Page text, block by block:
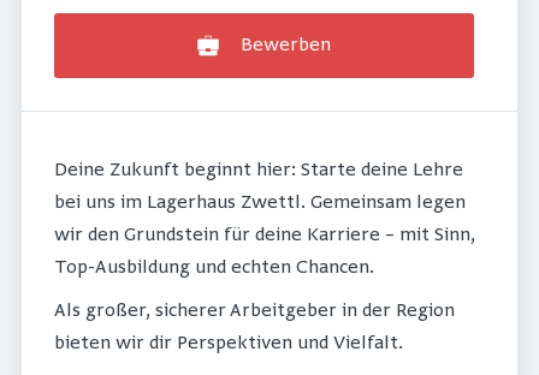
Bewerben
Deine Zukunft beginnt hier: Starte deine Lehre
bei uns im Lagerhaus Zwettl. Gemeinsam legen
wir den Grundstein für deine Karriere – mit Sinn,
Top-Ausbildung und echten Chancen.
Als großer, sicherer Arbeitgeber in der Region
bieten wir dir Perspektiven und Vielfalt.